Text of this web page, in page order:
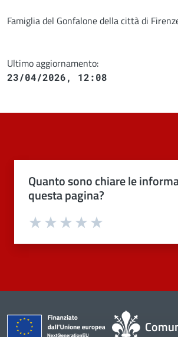
Famiglia del Gonfalone della città di
Ultimo aggiornamento:
23/04/2026, 12:08
Quanto sono chiare le
questa pagina?
Valuta 4 stelle su 5
Valuta 3 stelle su 5
Valuta 2 stelle su 5
Valuta 1 stelle su 5